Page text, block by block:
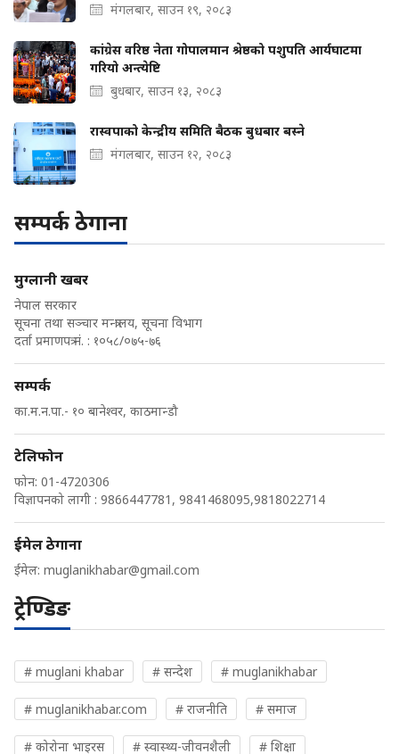
मंगलबार, साउन १९, २०८३
कांग्रेस वरिष्ठ नेता गोपालमान श्रेष्ठको पशुपति आर्यघाटमा
गरियो अन्त्येष्टि
बुधबार, साउन १३, २०८३
रास्वपाको केन्द्रीय समिति बैठक बुधबार बस्ने
मंगलबार, साउन १२, २०८३
सम्पर्क ठेगाना
मुग्लानी खबर
नेपाल सरकार
सूचना तथा सञ्चार मन्त्रालय, सूचना विभाग
दर्ता प्रमाणपत्र नं. : १०५८/०७५-७६
सम्पर्क
का.म.न.पा.- १० बानेश्वर, काठमान्डौ
टेलिफोन
फोन: 01-4720306
विज्ञापनको लागी : 9866447781, 9841468095,9818022714
ईमेल ठेगाना
ईमेल: muglanikhabar@gmail.com
ट्रेण्डिङ
# muglani khabar # सन्देश # muglanikhabar
# muglanikhabar.com # राजनीति # समाज
# कोरोना भाइरस # स्वास्थ्य-जीवनशैली # शिक्षा